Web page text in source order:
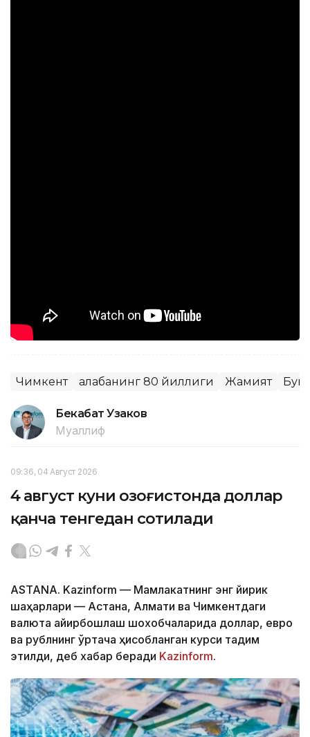
Чимкент Ғалабанинг 80 йиллиги Жамият
Бекабат Узаков
Муаллиф
09:36, 04 Август 2026
4 август куни Қозоғистонда доллар
қанча тенгедан сотилади
ASTANA. Kazinform — Мамлакатнинг энг йирик
шаҳарлари — Астана, Алмати ва Чимкентдаги
валюта айирбошлаш шохобчаларида доллар, евро
ва рублнинг ўртача ҳисобланган курси тақдим
этилди, деб хабар беради Kazinform.